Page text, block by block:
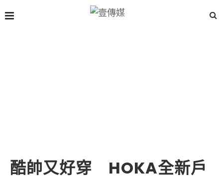
酷帥又好穿 HOKA全新戶